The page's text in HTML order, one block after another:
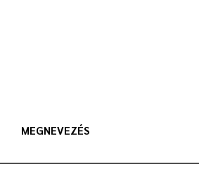
MEGNEVEZÉS